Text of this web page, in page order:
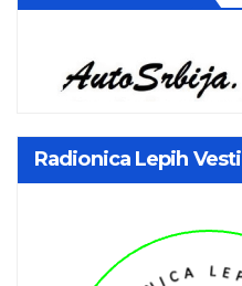
Radionica Lepih Vesti